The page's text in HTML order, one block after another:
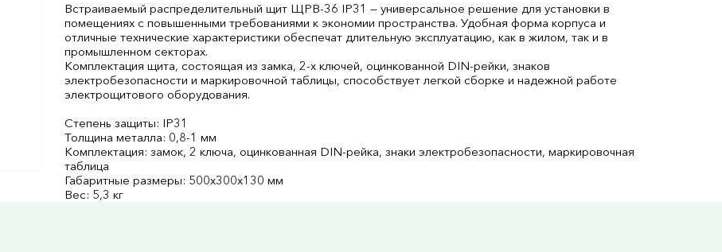
Встраиваемый распределительный щит ЩРВ-36 IP31 — универсальное решение для установки в
помещениях с повышенными требованиями к экономии пространства. Удобная форма корпуса и
отличные технические характеристики обеспечат длительную эксплуатацию, как в жилом, так и в
промышленном секторах.
Комплектация щита, состоящая из замка, 2-х ключей, оцинкованной DIN-рейки, знаков
электробезопасности и маркировочной таблицы, способствует легкой сборке и надежной работе
электрощитового оборудования.
Степень защиты: IP31
Толщина металла: 0,8-1 мм
Комплектация: замок, 2 ключа, оцинкованная DIN-рейка, знаки электробезопасности, маркировочная
таблица
Габаритные размеры: 500х300х130 мм
Вес: 5,3 кг